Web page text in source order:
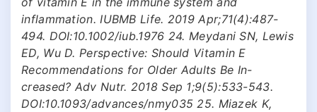
inflammation. IUBMB Life. 2019 Apr;71(4):487-
494. DOI:10.1002/iub.1976 24. Meydani SN, Lewis
ED, Wu D. Perspective: Should Vitamin E
Recommendations for Older Adults Be In-
creased? Adv Nutr. 2018 Sep 1;9(5):533-543.
DOI:10.1093/advances/nmy035 25. Miazek K,